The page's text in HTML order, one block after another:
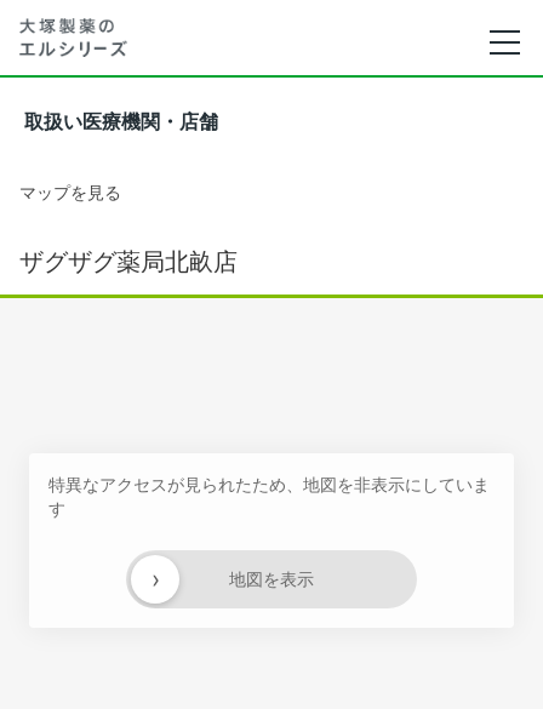
取扱い医療機関・店舗
マップを見る
ザグザグ薬局北畝店
特異なアクセスが見られたため、地図を非表示にしていま
す
地図を表示
›